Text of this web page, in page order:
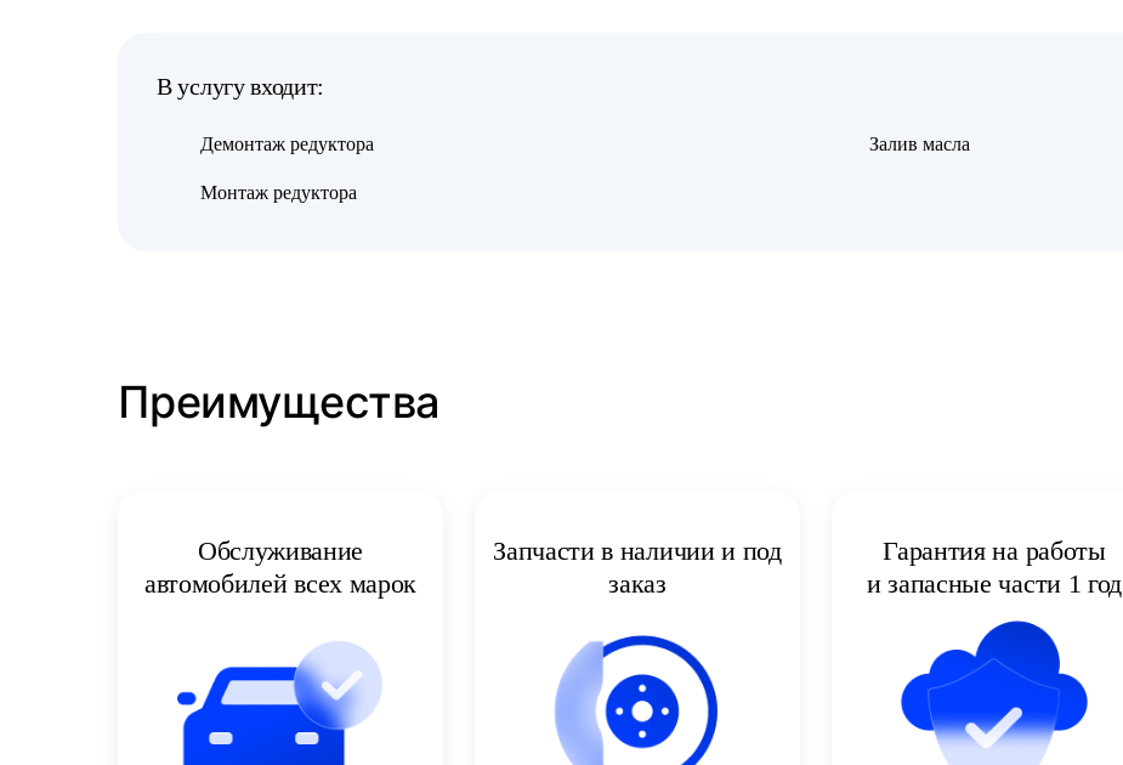
В услугу входит:
Демонтаж редуктора
Монтаж редуктора
Залив масла
Преимущества
Обслуживание
автомобилей всех марок
Запчасти в наличии и под
заказ
Гарантия на работы
и запасные части 1 год